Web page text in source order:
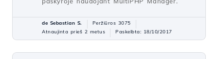
de Sebastian S.
Peržiūros 3075
Atnaujinta prieš 2 metus
Paskelbta: 18/10/2017